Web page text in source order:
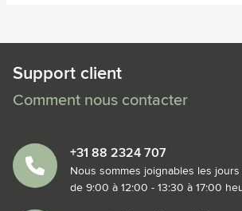
Support client
Comment nous contacter
+31 88 2324 707
Nous sommes joignables les
de 9:00 à 12:00 - 13:30 à 17:00